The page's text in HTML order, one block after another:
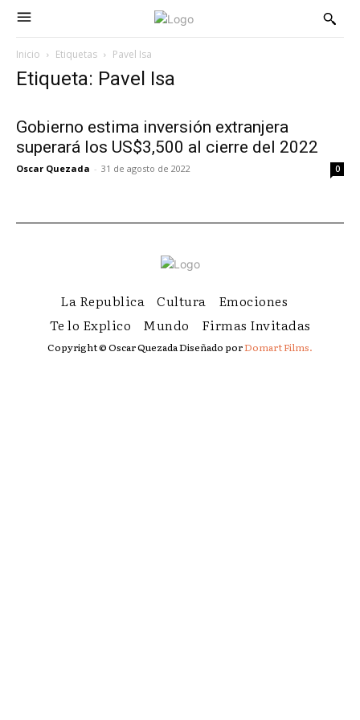
Inicio Etiquetas Pavel Isa
Etiqueta: Pavel Isa
Gobierno estima inversión extranjera
superará los US$3,500 al cierre del 2022
Oscar Quezada - 31 de agosto de 2022 0
La Republica Cultura
Emociones
Te lo Explico
Mundo Firmas Invitadas
Copyright © Oscar Quezada Diseñado porDomart Films.